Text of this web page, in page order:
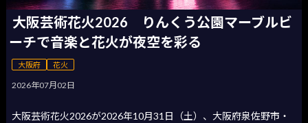
大阪芸術花火2026 りんくう公園マーブルビ
ーチで音楽と花火が夜空を彩る
大阪府 花火
2026年07月02日
大阪芸術花火2026が2026年10月31日（土）、大阪府泉佐野市・